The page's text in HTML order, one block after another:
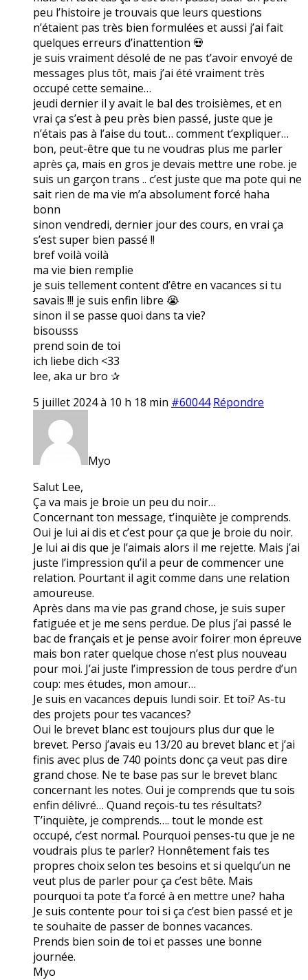
peu l’histoire je trouvais que leurs questions
n’étaient pas très bien formulées et aussi j’ai fait
quelques erreurs d’inattention 💀
je suis vraiment désolé de ne pas t’avoir envoyé de
messages plus tôt, mais j’ai été vraiment très
occupé cette semaine…
jeudi dernier il y avait le bal des troisièmes, et en
vrai ça s’est à peu près bien passé, juste que je
n’étais pas à l’aise du tout… comment t’expliquer…
bon, peut-être que tu ne voudras plus me parler
après ça, mais en gros je devais mettre une robe. je
suis un garçon trans .. c’est juste que ma pote qui ne
sait rien de ma vie m’a absolument forcé haha
bonn
sinon vendredi, dernier jour des cours, en vrai ça
s’est super bien passé !!
bref voilà voilà
ma vie bien remplie
je suis tellement content d’être en vacances si tu
savais !!! je suis enfin libre 😭
sinon il se passe quoi dans ta vie?
bisousss
prend soin de toi
ich liebe dich <33
lee, aka ur bro ✰
5 juillet 2024 à 10 h 18 min #60044 Répondre
Myo
Salut Lee,
Ça va mais je broie un peu du noir…
Concernant ton message, t’inquiète je comprends.
Oui je lui ai dis et c’est pour ça que je broie du noir.
Je lui ai dis que je l’aimais alors il me rejette. Mais j’ai
juste l’impression qu’il a peur de commencer une
relation. Pourtant il agit comme dans une relation
amoureuse.
Après dans ma vie pas grand chose, je suis super
fatiguée et je me sens perdue. De plus j’ai passé le
bac de français et je pense avoir foirer mon épreuve
mais bon rater quelque chose n’est plus nouveau
pour moi. J’ai juste l’impression de tous perdre d’un
coup: mes études, mon amour…
Je suis en vacances depuis lundi soir. Et toi? As-tu
des projets pour tes vacances?
Oui le brevet blanc est toujours plus dur que le
brevet. Perso j’avais eu 13/20 au brevet blanc et j’ai
finis avec plus de 740 points donc ça veut pas dire
grand chose. Ne te base pas sur le brevet blanc
concernant les notes. Oui je comprends que tu sois
enfin délivré… Quand reçois-tu tes résultats?
T’inquiète, je comprends…. tout le monde est
occupé, c’est normal. Pourquoi penses-tu que je ne
voudrais plus te parler? Honnêtement fais tes
propres choix selon tes besoins et si quelqu’un ne
veut plus de parler pour ça c’est bête. Mais
pourquoi ta pote t’a forcé à en mettre une? haha
Je suis contente pour toi si ça c’est bien passé et je
te souhaite de passer de bonnes vacances.
Prends bien soin de toi et passes une bonne
journée.
Myo